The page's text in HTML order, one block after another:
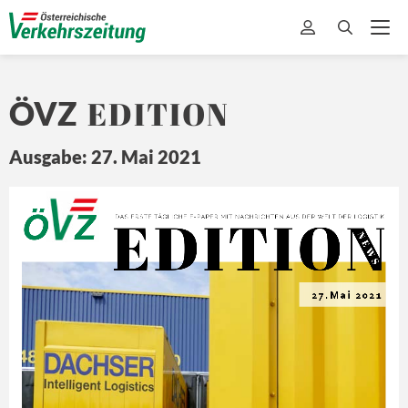
ÖVZ EDITION
Ausgabe: 27. Mai 2021
Z
Ö EDITION
DAS ERSTE TÄ GLICHE E- PAPER MIT NA CHRICHTEN A US DER WELT DER LOGISTIK
N E
W S
27.Mai 2021